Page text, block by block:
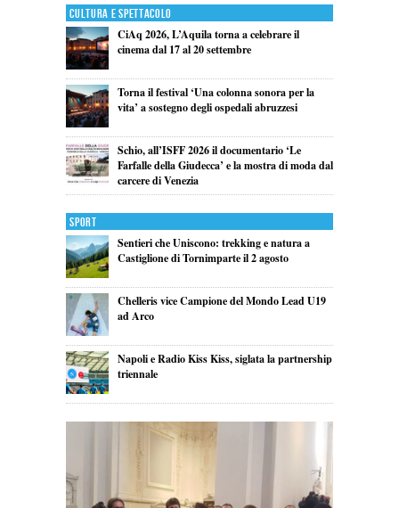
Cultura e Spettacolo
CiAq 2026, L’Aquila torna a celebrare il
cinema dal 17 al 20 settembre
Torna il festival ‘Una colonna sonora per la
vita’ a sostegno degli ospedali abruzzesi
Schio, all’ISFF 2026 il documentario ‘Le
Farfalle della Giudecca’ e la mostra di moda dal
carcere di Venezia
Sport
Sentieri che Uniscono: trekking e natura a
Castiglione di Tornimparte il 2 agosto
Chelleris vice Campione del Mondo Lead U19
ad Arco
Napoli e Radio Kiss Kiss, siglata la partnership
triennale